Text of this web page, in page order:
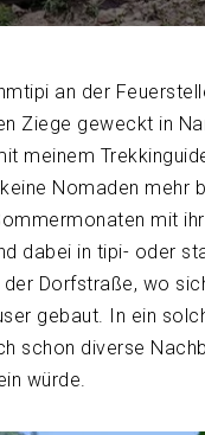
an der
Ziege geweckt in
meinem
Nomaden mehr
mit
dabei in tipi- oder
Dorfstraße, wo
gebaut. In ein
schon diverse
würde.